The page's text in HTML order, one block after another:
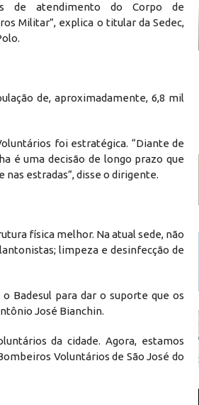
de atendimento do Corpo de
Militar”, explica o titular da Sedec,
de, aproximadamente, 6,8 mil
foi estratégica. “Diante de
é uma decisão de longo prazo que
estradas”, disse o dirigente.
física melhor. Na atual sede, não
limpeza e desinfecção de
Badesul para dar o suporte que os
José Bianchin.
da cidade. Agora, estamos
Voluntários de São José do